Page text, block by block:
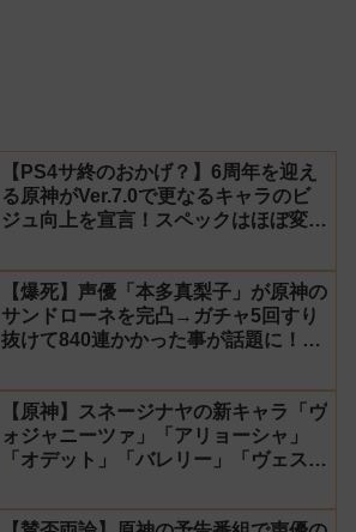
【PS4サ終のおかげ？】6周年を迎え
る原神がVer.7.0で更なるキャラのビ
ジュ向上を宣言！スペックはほぼ変わ
【爆死】声優「本多真梨子」が原神の
サンドローネを完凸→ガチャ5回すり
抜けて840連かかった事が話題に！
【原神】スネージナヤの新キャラ「ヴ
ォジャニーツァ」「アリョーシャ」
「オデット」「バレリー」「ヴェス
「アナスターシャ・フョードロヴナ・